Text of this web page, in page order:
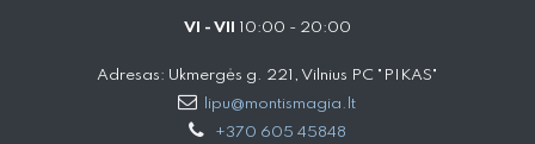
VI - VII 10:00 - 20:00
Adresas: Ukmergės g. 221, Vilnius PC "PIKAS"
lipu@montismagia.lt
+370 605 45848